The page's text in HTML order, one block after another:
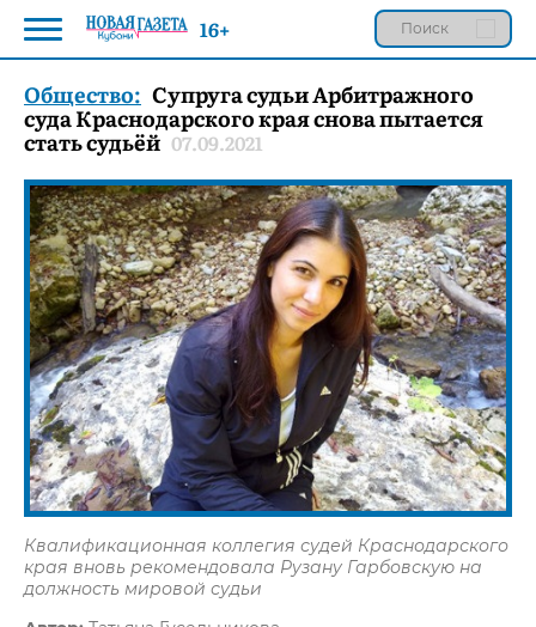
Общество: Супруга судьи Арбитражного
суда Краснодарского края снова пытается
стать судьёй 07.09.2021
Квалификационная коллегия судей Краснодарского
края вновь рекомендовала Рузану Гарбовскую на
должность мировой судьи
16+